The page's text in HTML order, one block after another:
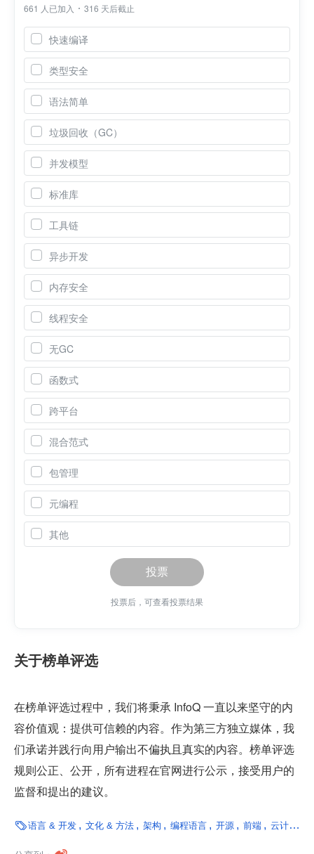
661 人已加入 316 天后截止
快速编译
类型安全
语法简单
垃圾回收（GC）
并发模型
标准库
工具链
异步开发
内存安全
线程安全
无GC
函数式
跨平台
混合范式
包管理
元编程
其他
投票
投票后，可查看投票结果
关于榜单评选
在榜单评选过程中，我们将秉承 InfoQ 一直以来坚守的内
容价值观：提供可信赖的内容。作为第三方独立媒体，我
们承诺并践行向用户输出不偏执且真实的内容。榜单评选
规则公正、公开，所有进程在官网进行公示，接受用户的
监督和提出的建议。
语言 & 开发 文化 & 方法 架构 编程语言 开源 前端 云计算